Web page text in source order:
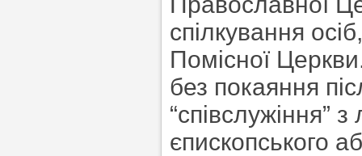
спілкування
Помісної
без покаяння
“співслужіння”
єпископського